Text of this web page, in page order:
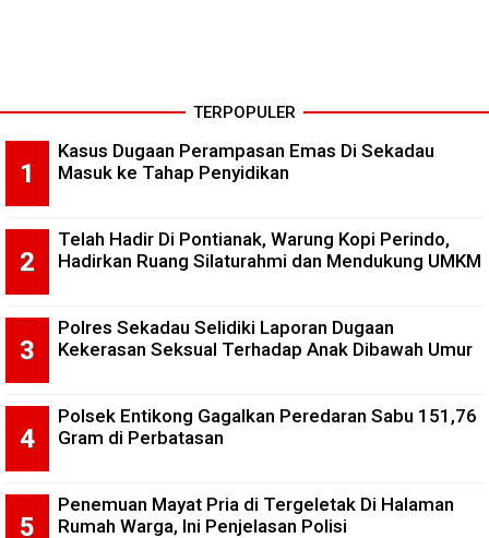
TERPOPULER
Kasus Dugaan Perampasan Emas Di Sekadau
Masuk ke Tahap Penyidikan
Telah Hadir Di Pontianak, Warung Kopi Perindo,
Hadirkan Ruang Silaturahmi dan Mendukung UMKM
Polres Sekadau Selidiki Laporan Dugaan
Kekerasan Seksual Terhadap Anak Dibawah Umur
Polsek Entikong Gagalkan Peredaran Sabu 151,76
Gram di Perbatasan
Penemuan Mayat Pria di Tergeletak Di Halaman
Rumah Warga, Ini Penjelasan Polisi